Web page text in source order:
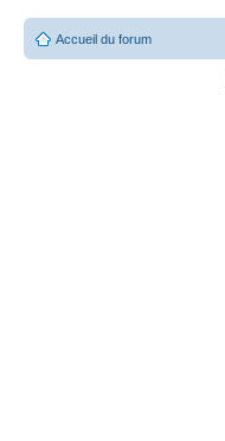
Accueil du forum